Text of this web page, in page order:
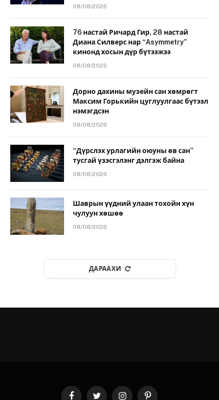
08/08/2026
76 настай Ричард Гир, 28 настай
Диана Силверс нар “Asymmetry”
кинонд хосын дүр бүтээжээ
08/08/2026
Дорно дахины музейн сан хөмрөгт
Максим Горькийн цуглуулгаас бүтээл
нэмэгдсэн
08/08/2026
“Дүрслэх урлагийн оюуны өв сан”
тусгай үзэсгэлэнг дэлгэж байна
08/08/2026
Шаврын үүдний улаан тохойн хүн
чулуун хөшөө
08/08/2026
ДАРААХИ